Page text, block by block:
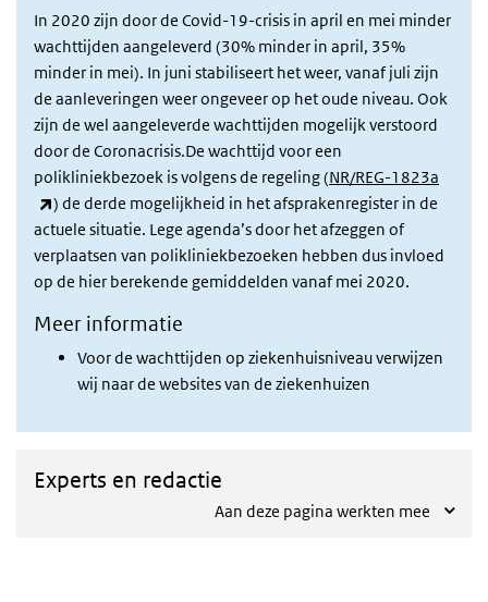
In 2020 zijn door de Covid-19-crisis in april en mei minder
wachttijden aangeleverd (30% minder in april, 35%
minder in mei). In juni stabiliseert het weer, vanaf juli zijn
de aanleveringen weer ongeveer op het oude niveau. Ook
zijn de wel aangeleverde wachttijden mogelijk verstoord
door de Coronacrisis.De wachttijd voor een
polikliniekbezoek is volgens de regeling (NR/REG-1823a
(externe link)
) de derde mogelijkheid in het afsprakenregister in de
actuele situatie. Lege agenda’s door het afzeggen of
verplaatsen van polikliniekbezoeken hebben dus invloed
op de hier berekende gemiddelden vanaf mei 2020.
Meer informatie
Voor de wachttijden op ziekenhuisniveau verwijzen
wij naar de websites van de ziekenhuizen
Experts en redactie
Aan deze pagina werkten mee